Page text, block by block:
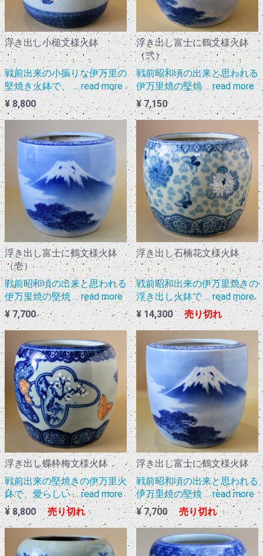
浮き出し小槌文様火鉢
戦前出来の小振りな伊万里の
堅焼き火鉢で、 … read more
¥ 8,800
浮き出し富士に鶴文様火鉢
（弐）
戦前昭和頃の出来と思われる
伊万里焼の堅焼 … read more
¥ 7,150
浮き出し富士に鶴文様火鉢
（壱）
戦前昭和頃の出来と思われる
伊万里焼の堅焼 … read more
¥ 7,700
浮き出し石楠花文様火鉢
戦前昭和出来の伊万里焼きの
浮き出し火鉢で … read more
¥ 14,300売り切れ
浮き出し蝶枠梅文様火鉢
戦前出来の堅焼きの伊万里火
鉢で、愛らしい … read more
¥ 8,800売り切れ
浮き出し富士に鶴文様火鉢
戦前昭和頃の出来と思われる
伊万里焼の堅焼 … read more
¥ 7,700売り切れ